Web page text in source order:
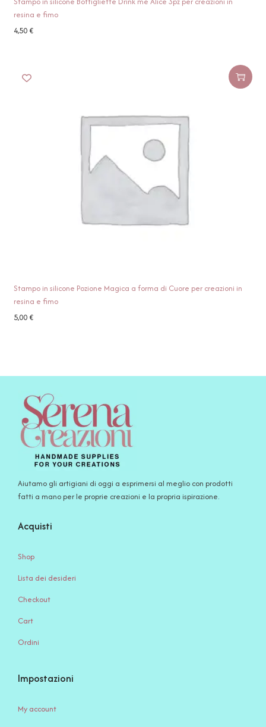
resina e fimo
4,50€
Stampo in silicone Pozione Magica a forma di Cuore per creazioni in
resina e fimo
5,00€
Aiutamo gli artigiani di oggi a esprimersi al meglio con prodotti
fatti a mano per le proprie creazioni e la propria ispirazione.
Acquisti
Shop
Lista dei desideri
Checkout
Cart
Ordini
Impostazioni
My account